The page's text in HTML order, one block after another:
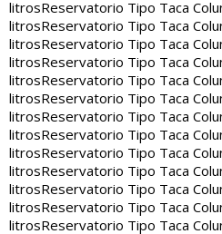
litrosReservatorio Tipo Taca
litrosReservatorio Tipo Taca
litrosReservatorio Tipo Taca
litrosReservatorio Tipo Taca
litrosReservatorio Tipo Taca
litrosReservatorio Tipo Taca
litrosReservatorio Tipo Taca
litrosReservatorio Tipo Taca
litrosReservatorio Tipo Taca
litrosReservatorio Tipo Taca
litrosReservatorio Tipo Taca
litrosReservatorio Tipo Taca
litrosReservatorio Tipo Taca